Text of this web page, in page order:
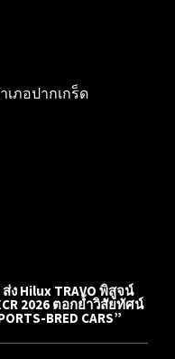
ภอปากเกร็ด
ง Hilux TRAVO พิสูจน์
2026 ตอกย้ำวิสัยทัศน์
BRED CARS”